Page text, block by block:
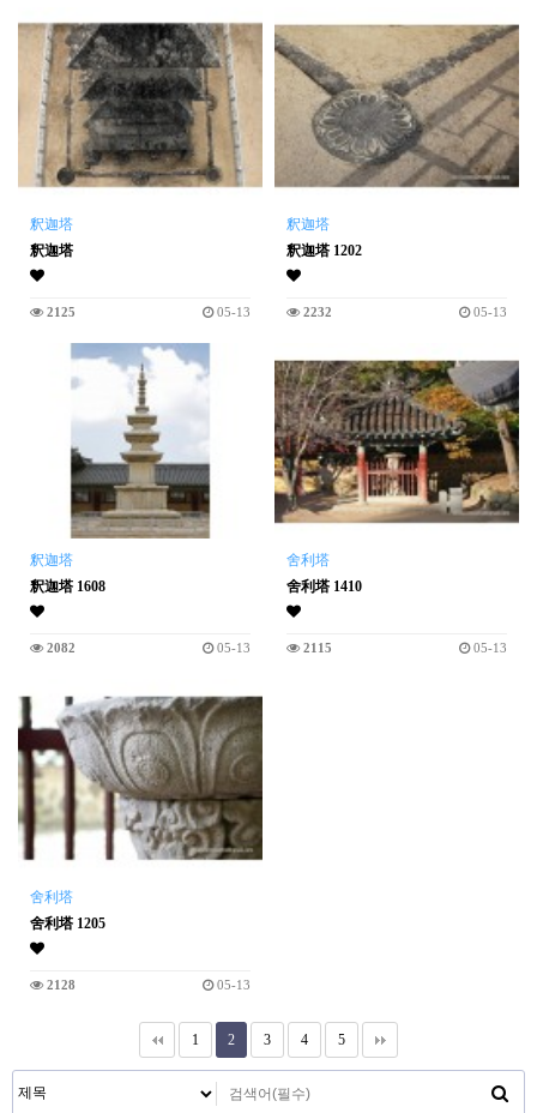
釈迦塔
釈迦塔
2125 05-13
釈迦塔
釈迦塔 1202
2232 05-13
釈迦塔
釈迦塔 1608
2082 05-13
舍利塔
舍利塔 1410
2115 05-13
舍利塔
舍利塔 1205
2128 05-13
1 2 3 4 5